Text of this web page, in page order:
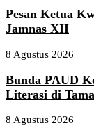
Pesan Ketua
Jamnas XII
8 Agustus 2026
Bunda PAUD
Literasi di
8 Agustus 2026